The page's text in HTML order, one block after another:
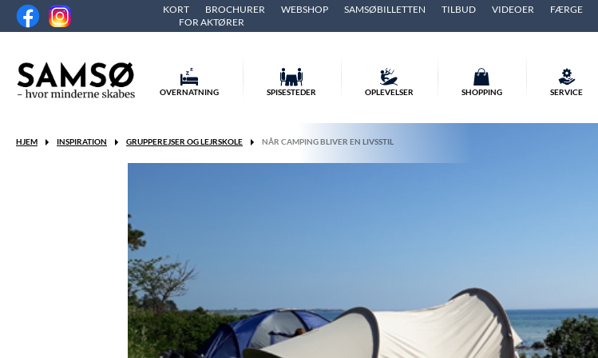
KORT BROCHURER WEBSHOP SAMSØBILLETTEN TILBUD VIDEOER FÆRGE
FOR AKTØRER
OVERNATNING SPISESTEDER OPLEVELSER SHOPPING SERVICE
HJEM INSPIRATION GRUPPEREJSER OG LEJRSKOLE NÅR CAMPING BLIVER EN LIVSSTIL